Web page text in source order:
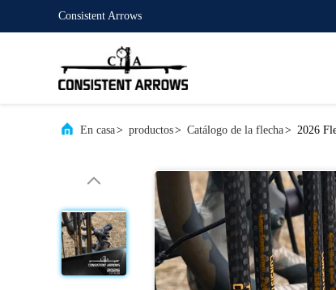
Consistent Arrows
En casa> productos> Catálogo de la flecha> 2026